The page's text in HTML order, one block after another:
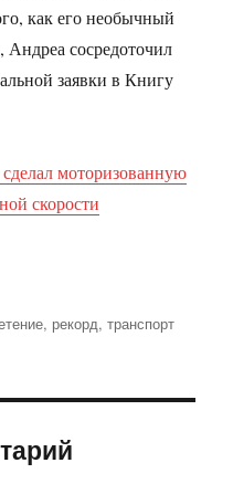
как его необычный
Андреа сосредоточил
заявки в Книгу
моторизованную
скорости
, рекорд,транспорт